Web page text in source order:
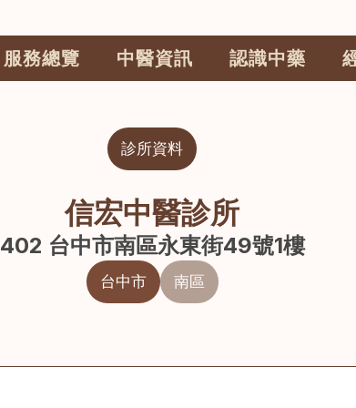
服務總覽 中醫資訊 認識中藥
診所資料
信宏中醫診所
402 台中市南區永東街49號1樓
台中市 南區